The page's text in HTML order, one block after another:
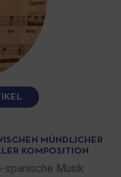
MÜNDLICHER
KOMPOSITION
spanische Musik